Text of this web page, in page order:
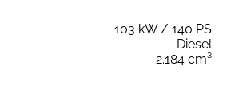
103 kW / 140 PS
Diesel
2.184 cm³